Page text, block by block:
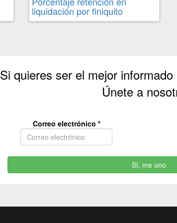
liquidación por finiquito
Si quieres ser el mejor
Únete a
Correo electrónico *
Sí, me uno